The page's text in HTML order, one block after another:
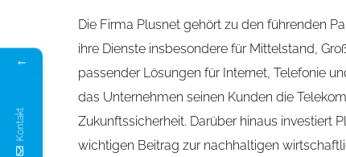
Die Firma Plusnet gehört zu den führenden
ihre Dienste insbesondere für Mittelstand,
passender Lösungen für Internet, Telefonie
das Unternehmen seinen Kunden die
Zukunftssicherheit. Darüber hinaus investiert
wichtigen Beitrag zur nachhaltigen
←
Kontakt